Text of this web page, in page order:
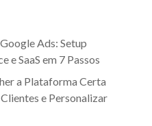
Ads: Setup
e SaaS em 7 Passos
a Plataforma Certa
e Personalizar